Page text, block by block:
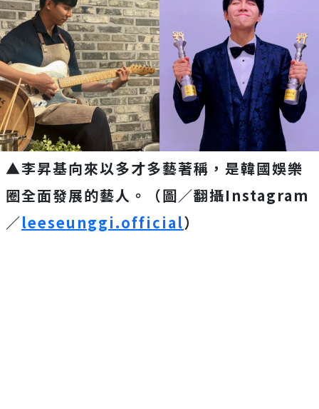
▲李昇基向來以多才多藝著稱，是韓國娛樂
圈全面發展的藝人。（圖／翻攝Instagram
／leeseunggi.official）